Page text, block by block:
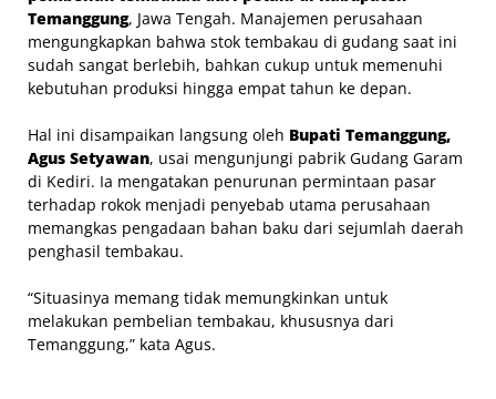
Temanggung, Jawa Tengah. Manajemen perusahaan
mengungkapkan bahwa stok tembakau di gudang saat ini
sudah sangat berlebih, bahkan cukup untuk memenuhi
kebutuhan produksi hingga empat tahun ke depan.
Hal ini disampaikan langsung oleh Bupati Temanggung,
Agus Setyawan, usai mengunjungi pabrik Gudang Garam
di Kediri. Ia mengatakan penurunan permintaan pasar
terhadap rokok menjadi penyebab utama perusahaan
memangkas pengadaan bahan baku dari sejumlah daerah
penghasil tembakau.
“Situasinya memang tidak memungkinkan untuk
melakukan pembelian tembakau, khususnya dari
Temanggung,” kata Agus.